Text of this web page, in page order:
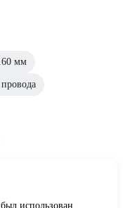
мм
использован